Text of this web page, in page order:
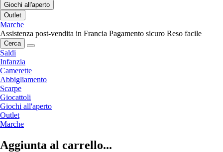
Giochi all'aperto
Outlet
Marche
Assistenza post-vendita in Francia Pagamento sicuro Reso facile
Cerca
Saldi
Infanzia
Camerette
Abbigliamento
Scarpe
Giocattoli
Giochi all'aperto
Outlet
Marche
Aggiunta al carrello...